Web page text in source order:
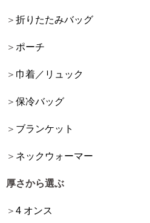
折りたたみバッグ
ポーチ
巾着／リュック
保冷バッグ
ブランケット
ネックウォーマー
厚さから選ぶ
4 オンス